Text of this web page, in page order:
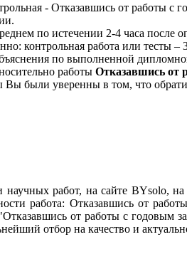
- Отказавшись от работы с
по истечении 2-4 часа
контрольная работа или тесты
по выполненной
работы Отказавшись от
Вы были уверенны в том, что
научных работ, на сайте BYsolo,
работа: Отказавшись от
"Отказавшись от работы с
отбор на качество и